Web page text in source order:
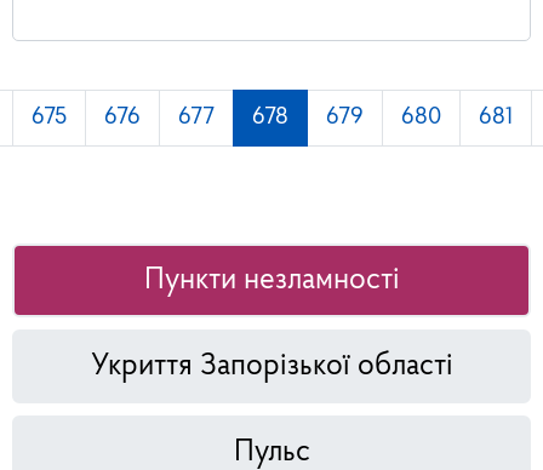
675 676 677 678 679 680 681
Пункти незламності
Укриття Запорізької області
Пульс